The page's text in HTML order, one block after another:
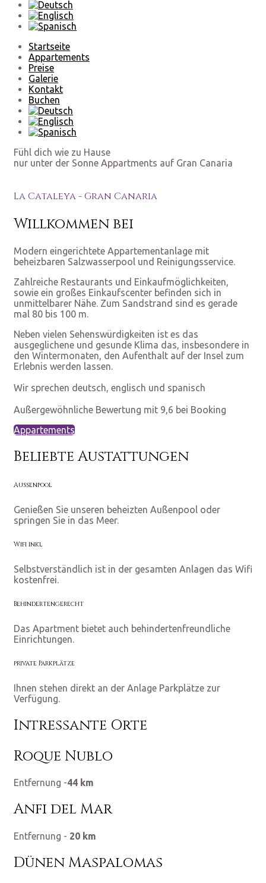
Startseite
Appartements
Preise
Galerie
Kontakt
Buchen
Fühl dich wie zu Hause
nur unter der Sonne Appartments auf Gran Canaria
La Cataleya - Gran Canaria
Willkommen bei
Modern eingerichtete Appartementanlage mit
beheizbaren Salzwasserpool und Reinigungsservice.
Zahlreiche Restaurants und Einkaufmöglichkeiten,
sowie ein großes Einkaufscenter befinden sich in
unmittelbarer Nähe. Zum Sandstrand sind es gerade
mal 80 bis 100 m.
Neben vielen Sehenswürdigkeiten ist es das
ausgeglichene und gesunde Klima das, insbesondere in
den Wintermonaten, den Aufenthalt auf der Insel zum
Erlebnis werden lassen.
Wir sprechen deutsch, englisch und spanisch
Außergewöhnliche Bewertung mit 9,6 bei Booking
Appartements
Beliebte Austattungen
Außenpool
Genießen Sie unseren beheizten Außenpool oder
springen Sie in das Meer.
Wifi inkl
Selbstverständlich ist in der gesamten Anlagen das Wifi
kostenfrei.
Behindertengerecht
Das Apartment bietet auch behindertenfreundliche
Einrichtungen.
private Parkplätze
Ihnen stehen direkt an der Anlage Parkplätze zur
Verfügung.
Intressante Orte
Roque Nublo
Entfernung -44 km
Anfi del Mar
Entfernung - 20 km
Dünen Maspalomas